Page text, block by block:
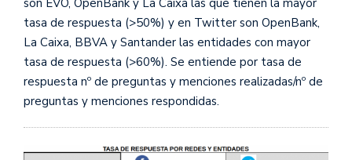
tasa de respuesta (>50%) y en Twitter son OpenBank,
La Caixa, BBVA y Santander las entidades con mayor
tasa de respuesta (>60%). Se entiende por tasa de
respuesta nº de preguntas y menciones realizadas/nº de
preguntas y menciones respondidas.